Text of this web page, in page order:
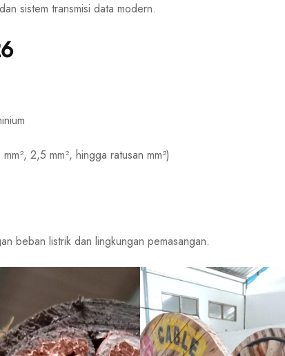
sistem transmisi data modern.
2,5 mm², hingga ratusan mm²)
beban listrik dan lingkungan pemasangan.